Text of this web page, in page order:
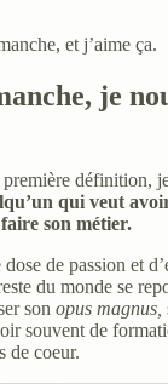
et j’aime ça.
je
définition,
qui veut
son métier.
de passion et
du monde se
son opus magnus,
souvent de
de coeur.